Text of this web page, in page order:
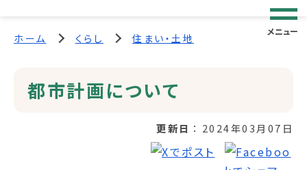
メニュー
ホーム くらし 住まい・土地
都市計画について
更新日 2024年03月07日